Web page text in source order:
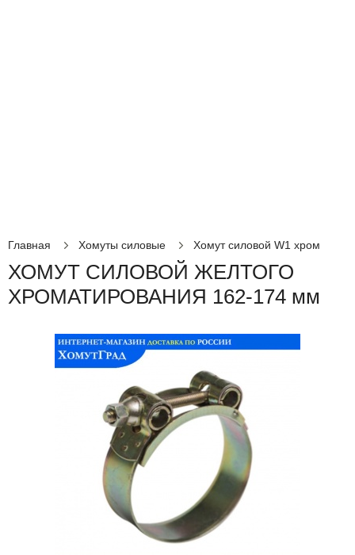
Главная Хомуты силовые Хомут силовой W1 хром
ХОМУТ СИЛОВОЙ ЖЕЛТОГО
ХРОМАТИРОВАНИЯ 162-174 мм